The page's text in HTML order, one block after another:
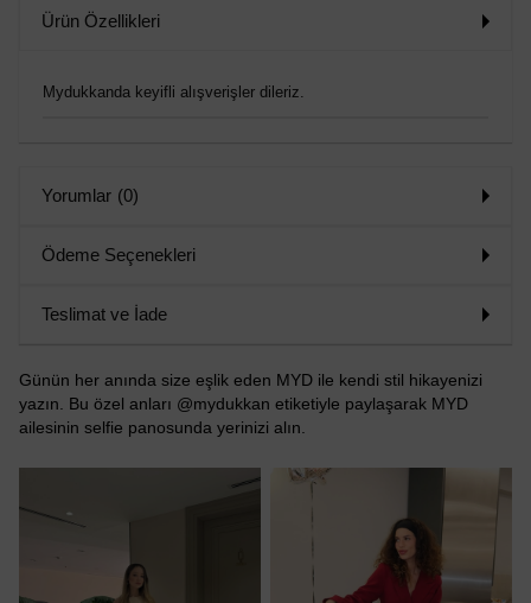
SİPARİŞ
Ürün Özellikleri
Mydukkanda keyifli alışverişler dileriz.
Yorumlar (0)
Ödeme Seçenekleri
Teslimat ve İade
Günün her anında size eşlik eden MYD ile kendi stil hikayenizi
yazın. Bu özel anları @mydukkan etiketiyle paylaşarak MYD
ailesinin selfie panosunda yerinizi alın.